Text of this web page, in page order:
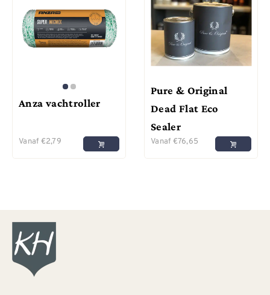
Anza vachtroller
Vanaf €2,79
Pure & Original
Dead Flat Eco
Sealer
Vanaf €76,65